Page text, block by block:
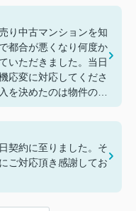
おかげさまで娘も大変
だきました。
んが高評価を付けられ
までのお付き合いとな
「何かあれば言って来
だき、土地勘もなく初
ております。
に良かったです。
します。
り中古マンションを知
都合が悪くなり何度か
いただきました。当日
応変に対応してくださ
を決めたのは物件の良
です。対応の速さと親
ちが良いです。過去に
ていましたが、群を抜
しいです。大手より個
んの方が融通もききま
でお世話になります
契約に至りました。そ
ご対応頂き感謝してお